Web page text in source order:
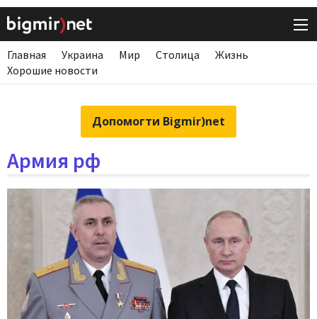
Главная Украина Мир Столица
Жизнь
Хорошие новости
Допомогти Bigmir)net
Армия рф